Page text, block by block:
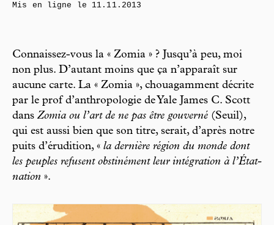
Connaissez-vous la « Zomia » ? Jusqu’à peu, moi
non plus. D’autant moins que ça n’apparaît sur
aucune carte. La « Zomia », chouagamment décrite
par le prof d’anthropologie de Yale James C. Scott
dans Zomia ou l’art de ne pas être gouverné (Seuil),
qui est aussi bien que son titre, serait, d’après notre
puits d’érudition, « la dernière région du monde dont
les peuples refusent obstinément leur intégration à l’État-
nation ».
Mis en ligne le 11.11.2013